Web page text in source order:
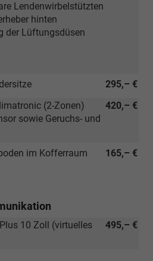
Lendenwirbelstützten
hinten
der Lüftungsdüsen
295,– €
420,– €
(2-Zonen)
sowie Geruchs- und
165,– €
im Kofferraum
495,– €
10 Zoll (virtuelles